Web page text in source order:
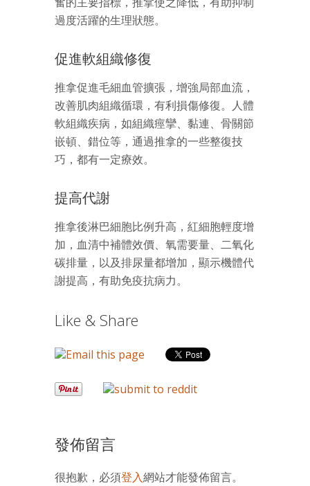
過度活躍的生理狀態。
促進軟組織修復
推拿促進毛細血管擴張，增強局部血流，
改善肌肉組織循環，有利損傷修復。人體
軟組織疾病，如組織痙攣、黏連、骨關節
嵌頓、錯位等，通過推拿的一些整復技
巧，都有一定療效。
提高代謝
推拿後淋巴細胞比例升高，紅細胞輕度增
加，血清中補體效價、氧需要量、二氧化
碳排量，以及排尿量都增加，顯示機體代
謝提高，有助免疫抗病力。
Like & Share
發佈留言
很抱歉，必須登入網站才能發佈留言。